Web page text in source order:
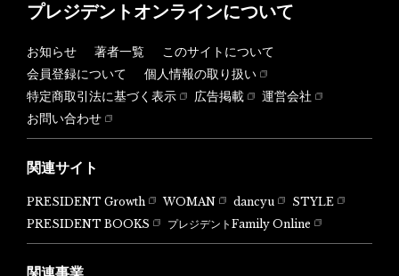
プレジデントオンラインについて
お知らせ 著者一覧
このサイトについて
会員登録について
個人情報の取り扱い
特定商取引法に基づく表示
広告掲載
運営会社
お問い合わせ
関連サイト
PRESIDENT Growth WOMAN dancyu
STYLE
PRESIDENT BOOKS
プレジデントFamily Online
関連事業